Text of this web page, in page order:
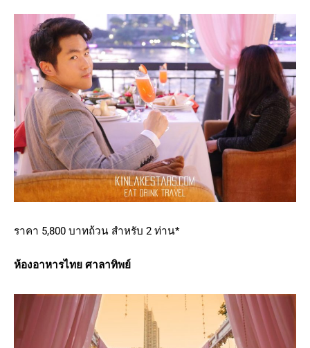
ราคา 5,800 บาทถ้วน สำหรับ 2 ท่าน*
ห้องอาหารไทย ศาลาทิพย์